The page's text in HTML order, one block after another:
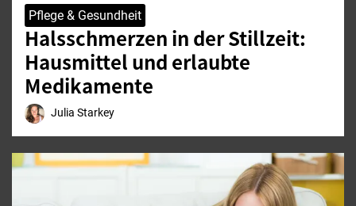
Pflege & Gesundheit
Halsschmerzen in der Stillzeit:
Hausmittel und erlaubte
Medikamente
Julia Starkey